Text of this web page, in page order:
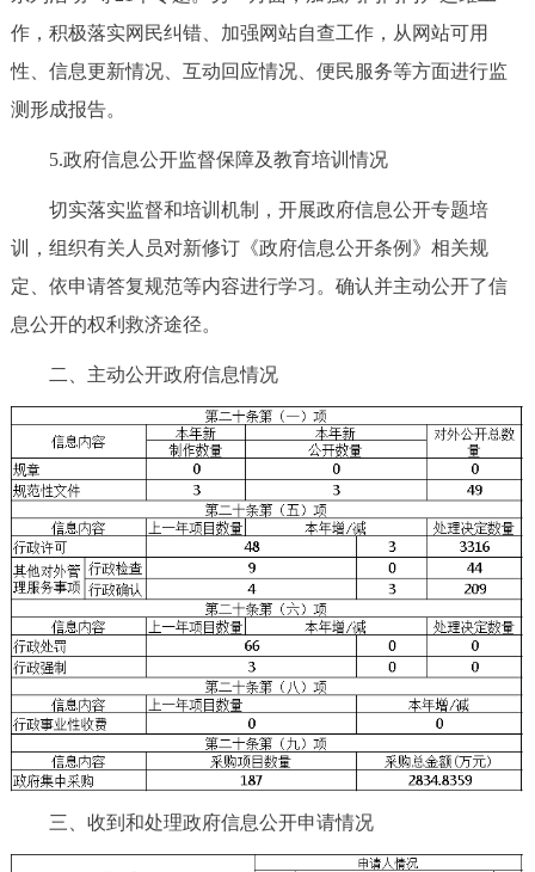
作，积极落实网民纠错、加强网站自查工作，从网站可用
性、信息更新情况、互动回应情况、便民服务等方面进行监
测形成报告。
5.政府信息公开监督保障及教育培训情况
切实落实监督和培训机制，开展政府信息公开专题培
训，组织有关人员对新修订《政府信息公开条例》相关规
定、依申请答复规范等内容进行学习。确认并主动公开了信
息公开的权利救济途径。
二、主动公开政府信息情况
三、收到和处理政府信息公开申请情况